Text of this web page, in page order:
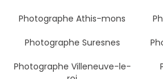
Photographe Athis-mons
Photographe Suresnes
Photographe Villeneuve-le-